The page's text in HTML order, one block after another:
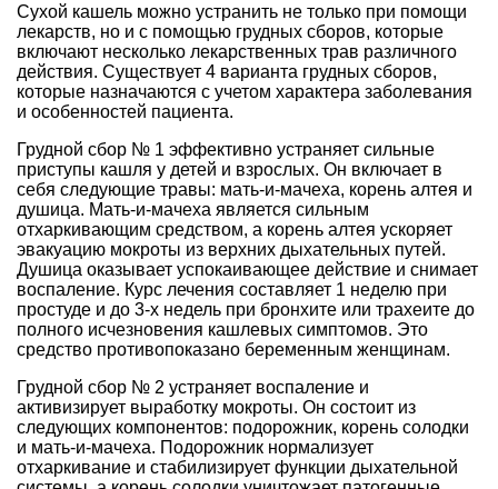
Сухой кашель можно устранить не только при помощи
лекарств, но и с помощью грудных сборов, которые
включают несколько лекарственных трав различного
действия. Существует 4 варианта грудных сборов,
которые назначаются с учетом характера заболевания
и особенностей пациента.
Грудной сбор № 1 эффективно устраняет сильные
приступы кашля у детей и взрослых. Он включает в
себя следующие травы: мать-и-мачеха, корень алтея и
душица. Мать-и-мачеха является сильным
отхаркивающим средством, а корень алтея ускоряет
эвакуацию мокроты из верхних дыхательных путей.
Душица оказывает успокаивающее действие и снимает
воспаление. Курс лечения составляет 1 неделю при
простуде и до 3-х недель при бронхите или трахеите до
полного исчезновения кашлевых симптомов. Это
средство противопоказано беременным женщинам.
Грудной сбор № 2 устраняет воспаление и
активизирует выработку мокроты. Он состоит из
следующих компонентов: подорожник, корень солодки
и мать-и-мачеха. Подорожник нормализует
отхаркивание и стабилизирует функции дыхательной